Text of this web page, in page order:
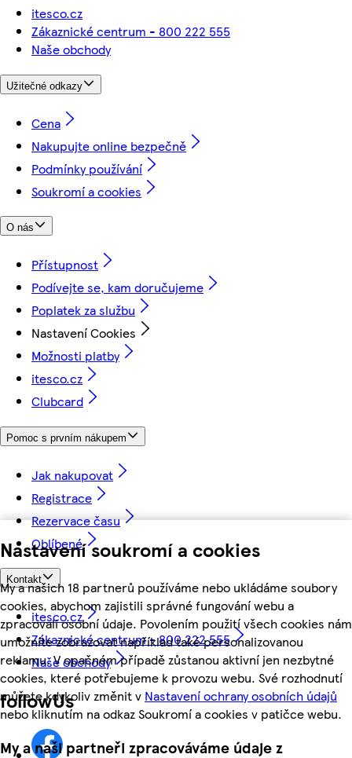
Nastavení soukromí a cookies
My a našich 18 partnerů používáme nebo ukládáme soubory
cookies, abychom zajistili správné fungování webu a
zpracovali osobní údaje. Povolením použití všech cookies nám
umožníte zobrazovat například také personalizovanou
reklamu. V opačném případě zůstanou aktivní jen nezbytné
cookies, které potřebujeme k provozu webu. Své rozhodnutí
můžete kdykoliv změnit v Nastavení ochrany osobních údajů
nebo kliknutím na odkaz Soukromí a cookies v patičce webu.
My a naši partneři zpracováváme údaje z
itesco.cz
Zákaznické centrum - 800 222 555
Naše obchody
Užitečné odkazy
Cena
Nakupujte online bezpečně
Podmínky používání
Soukromí a cookies
O nás
Přístupnost
Podívejte se, kam doručujeme
Poplatek za službu
Nastavení Cookies
Možnosti platby
itesco.cz
Clubcard
Pomoc s prvním nákupem
Jak nakupovat
Registrace
Rezervace času
Oblíbené
Kontakt
itesco.cz
Zákaznické centrum - 800 222 555
Naše obchody
followUs